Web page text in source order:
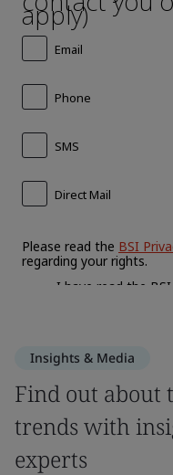
Insights & Media
Find out about
trends with
experts